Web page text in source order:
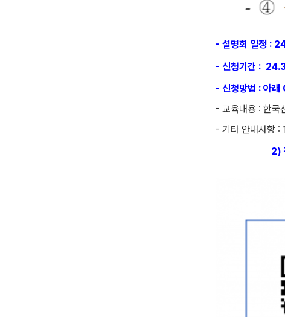
- 설명회 일정 :
- 신청기간 :
- 신청방법 : 아래
- 교육내용 : 한국
- 기타 안내사항 :
2)